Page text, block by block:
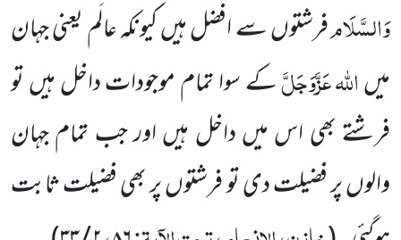
وَالسَّلَامفرشتوں سے افضل ہیں کیونکہ عالَم یعنی جہان
میںاللہعَزَّوَجَلَّکے سوا تمام موجوداتداخل ہیں تو
فرشتے بھی اس میں داخل ہیں اور جب تمام جہان
والوں پر فضیلت دی تو فرشتوں پر بھی فضیلت ثابت